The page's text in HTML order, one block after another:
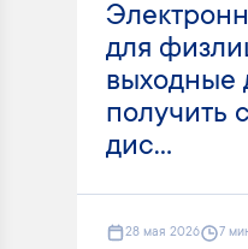
для
выходные
получить
дис...
28 мая 2026 7